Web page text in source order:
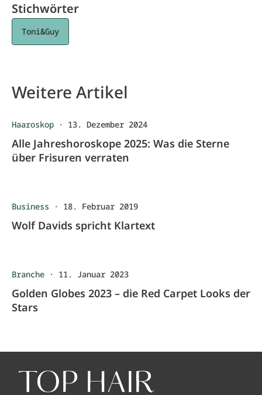
Stichwörter
Toni&Guy
Weitere Artikel
Haaroskop · 13. Dezember 2024
Alle Jahreshoroskope 2025: Was die Sterne
über Frisuren verraten
Business · 18. Februar 2019
Wolf Davids spricht Klartext
Branche · 11. Januar 2023
Golden Globes 2023 – die Red Carpet Looks der
Stars